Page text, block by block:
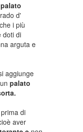
palato
d'
i più
doti di
arguta e
aggiunge
palato
di
aver